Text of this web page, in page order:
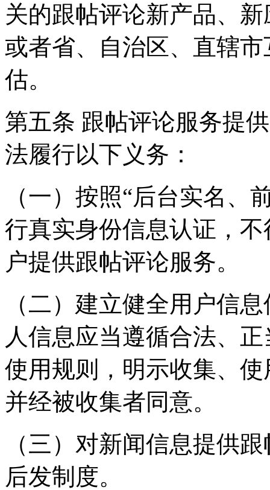
关的跟帖评论新产品、
或者省、自治区、直辖
估。
第五条 跟帖评论服务提
法履行以下义务：
（一）按照“后台实名、
行真实身份信息认证，
户提供跟帖评论服务。
（二）建立健全用户信
人信息应当遵循合法、
使用规则，明示收集、
并经被收集者同意。
（三）对新闻信息提供
后发制度。